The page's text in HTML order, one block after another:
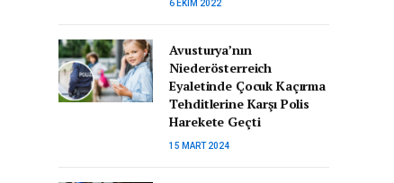
6 EKIM 2022
Avusturya’nın
Niederösterreich
Eyaletinde Çocuk Kaçırma
Tehditlerine Karşı Polis
Harekete Geçti
15 MART 2024